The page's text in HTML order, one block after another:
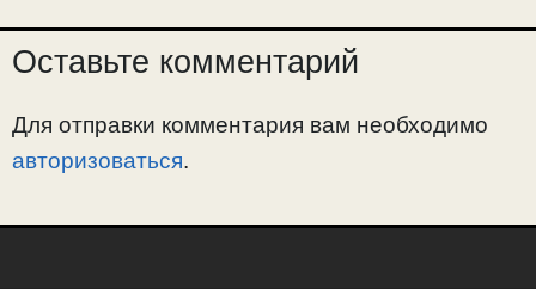
Оставьте комментарий
Для отправки комментария вам необходимо
авторизоваться.